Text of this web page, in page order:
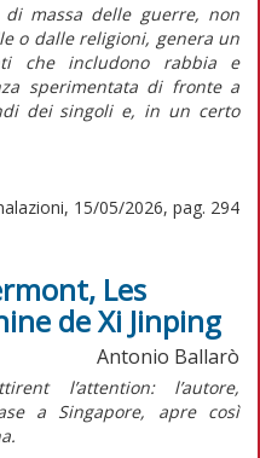
massa delle guerre, non
o dalle religioni, genera un
che includono rabbia e
sperimentata di fronte a
dei singoli e, in un certo
15/05/2026, pag. 294
Les
de Xi Jinping
Antonio Ballarò
l’attention:l’autore,
a Singapore, apre così